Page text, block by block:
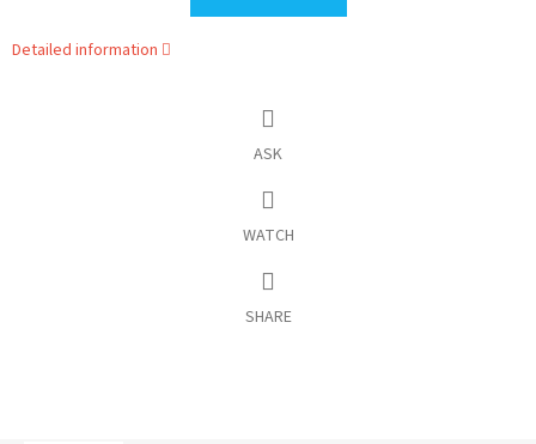
Detailed information
ASK
WATCH
SHARE